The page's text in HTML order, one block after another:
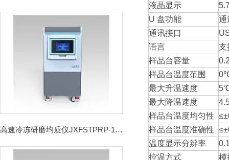
高速冷冻研磨均质仪JXFSTPRP-192CL
液晶显示
U 盘功能
通
通讯接口
语言
支
样品台容量
样品台温度范围
最大升温速度
最大降温速度
样品台温度均匀性
样品台温度准确性
温度显示分辨率
控温方式
模